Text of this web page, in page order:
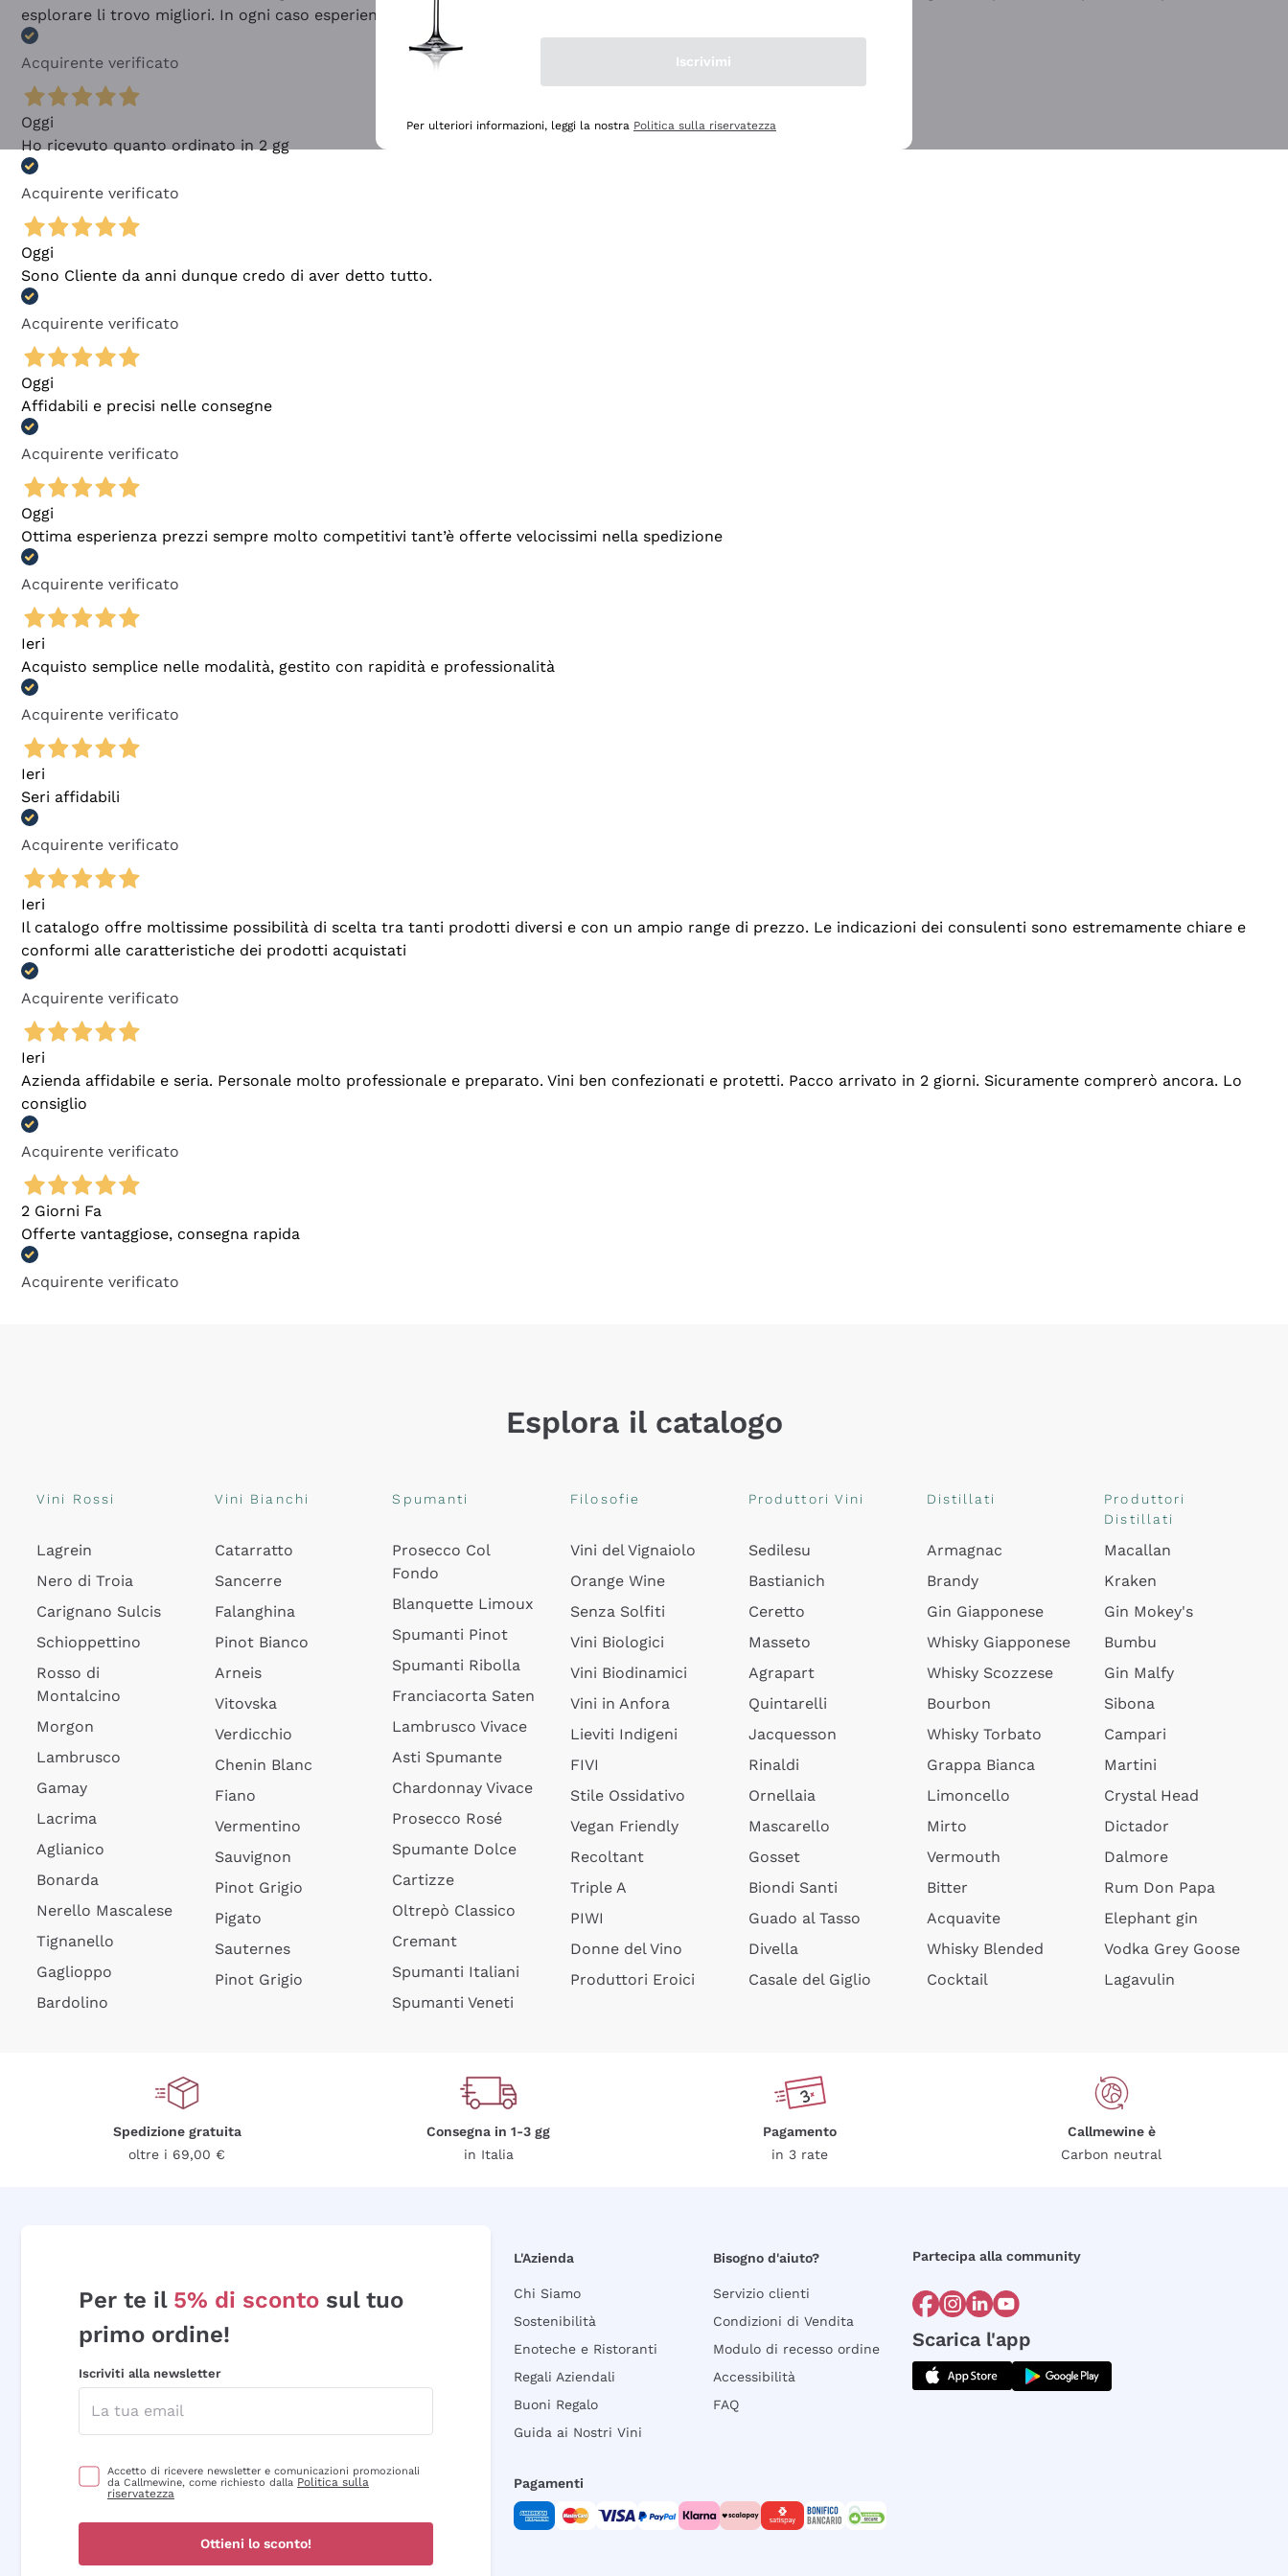
esplorare li trovo migliori. In ogni caso esperienza buona e lo consiglio! 👍
Acquirente verificato
Oggi
Ho ricevuto quanto ordinato in 2 gg
Acquirente verificato
Oggi
Sono Cliente da anni dunque credo di aver detto tutto.
Acquirente verificato
Oggi
Affidabili e precisi nelle consegne
Acquirente verificato
Oggi
Ottima esperienza prezzi sempre molto competitivi tant’è offerte velocissimi nella spedizione
Acquirente verificato
Ieri
Acquisto semplice nelle modalità, gestito con rapidità e professionalità
Acquirente verificato
Ieri
Seri affidabili
Acquirente verificato
Ieri
Il catalogo offre moltissime possibilità di scelta tra tanti prodotti diversi e con un ampio range di prezzo. Le indicazioni dei consulenti sono estremamente chiare e
conformi alle caratteristiche dei prodotti acquistati
Acquirente verificato
Ieri
Azienda affidabile e seria. Personale molto professionale e preparato. Vini ben confezionati e protetti. Pacco arrivato in 2 giorni. Sicuramente comprerò ancora. Lo
consiglio
Acquirente verificato
2 Giorni Fa
Offerte vantaggiose, consegna rapida
Acquirente verificato
Esplora il catalogo
Vini Rossi
Lagrein
Nero di Troia
Carignano Sulcis
Schioppettino
Rosso di
Montalcino
Morgon
Lambrusco
Gamay
Lacrima
Aglianico
Bonarda
Nerello Mascalese
Tignanello
Gaglioppo
Bardolino
Vini Bianchi
Catarratto
Sancerre
Falanghina
Pinot Bianco
Arneis
Vitovska
Verdicchio
Chenin Blanc
Fiano
Vermentino
Sauvignon
Pinot Grigio
Pigato
Sauternes
Pinot Grigio
Spumanti
Prosecco Col
Fondo
Blanquette Limoux
Spumanti Pinot
Spumanti Ribolla
Franciacorta Saten
Lambrusco Vivace
Asti Spumante
Chardonnay Vivace
Prosecco Rosé
Spumante Dolce
Cartizze
Oltrepò Classico
Cremant
Spumanti Italiani
Spumanti Veneti
Filosofie
Vini del Vignaiolo
Orange Wine
Senza Solfiti
Vini Biologici
Vini Biodinamici
Vini in Anfora
Lieviti Indigeni
FIVI
Stile Ossidativo
Vegan Friendly
Recoltant
Triple A
PIWI
Donne del Vino
Produttori Eroici
Produttori Vini
Sedilesu
Bastianich
Ceretto
Masseto
Agrapart
Quintarelli
Jacquesson
Rinaldi
Ornellaia
Mascarello
Gosset
Biondi Santi
Guado al Tasso
Divella
Casale del Giglio
Distillati
Armagnac
Brandy
Gin Giapponese
Whisky Giapponese
Whisky Scozzese
Bourbon
Whisky Torbato
Grappa Bianca
Limoncello
Mirto
Vermouth
Bitter
Acquavite
Whisky Blended
Cocktail
Produttori
Distillati
Macallan
Kraken
Gin Mokey's
Bumbu
Gin Malfy
Sibona
Campari
Martini
Crystal Head
Dictador
Dalmore
Rum Don Papa
Elephant gin
Vodka Grey Goose
Lagavulin
Spedizione gratuita
oltre i 69,00 €
Consegna in 1-3 gg
in Italia
Pagamento
in 3 rate
Callmewine è
Carbon neutral
Per te il 5% di sconto sul tuo
primo ordine!
Iscriviti alla newsletter
Accetto di ricevere newsletter e comunicazioni promozionali
da Callmewine, come richiesto dalla Politica sulla
riservatezza
Ottieni lo sconto!
L'Azienda
Chi Siamo
Sostenibilità
Enoteche e Ristoranti
Regali Aziendali
Buoni Regalo
Guida ai Nostri Vini
Bisogno d'aiuto?
Servizio clienti
Condizioni di Vendita
Modulo di recesso ordine
Accessibilità
FAQ
Partecipa alla community
Scarica l'app
Pagamenti
Iscrivimi
Per ulteriori informazioni, leggi la nostra Politica sulla riservatezza